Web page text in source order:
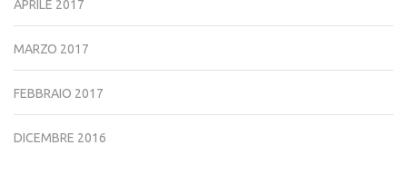
APRILE 2017
MARZO 2017
FEBBRAIO 2017
DICEMBRE 2016